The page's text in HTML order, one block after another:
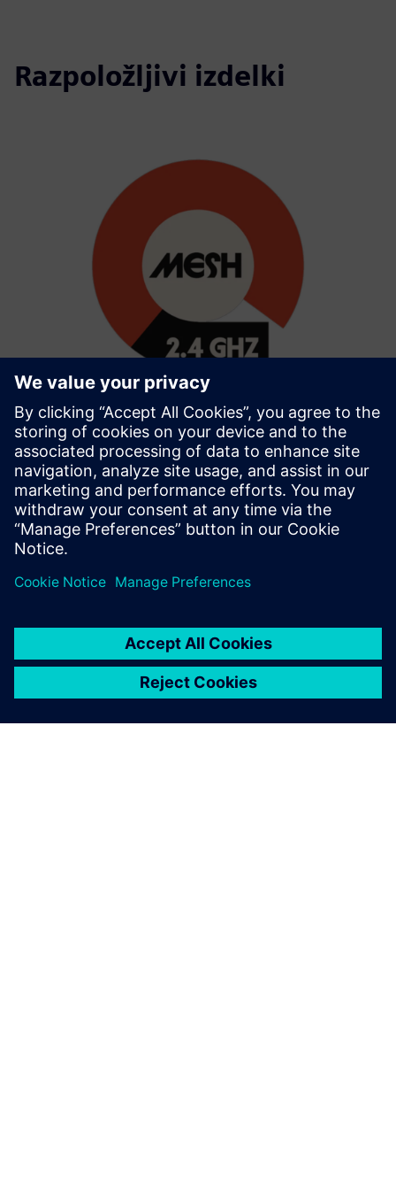
Razpoložljivi izdelki
Wirepas 2.4GHz Mesh
Uvedite cenovno dostopne, velike aplikacije IoT kratkega
dosega z visoko gostoto z izjemno zmogljivostjo.
Izvedite več